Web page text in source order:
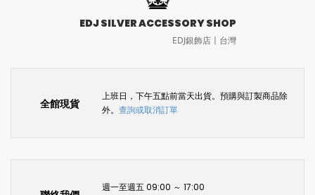
EDJ SILVER ACCESSORY SHOP
EDJ銀飾店〡台灣
全館現貨
上班日，下午五點前當天出貨。預購與訂製商品除
外。 查詢或取消訂單
週一至週五 09:00 ～ 17:00